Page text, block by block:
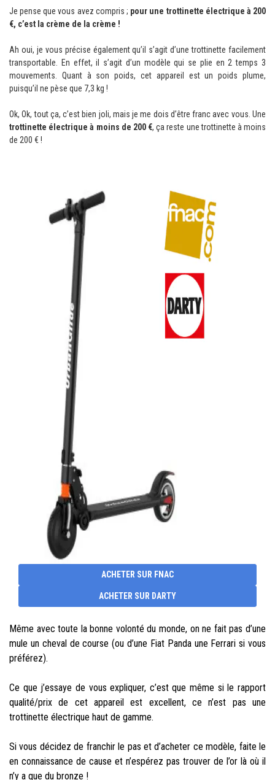
Je pense que vous avez compris ; pour une trottinette électrique à 200
€, c’est la crème de la crème !
Ah oui, je vous précise également qu’il s’agit d’une trottinette facilement
transportable. En effet, il s’agit d’un modèle qui se plie en 2 temps 3
mouvements. Quant à son poids, cet appareil est un poids plume,
puisqu’il ne pèse que 7,3 kg !
Ok, Ok, tout ça, c’est bien joli, mais je me dois d’être franc avec vous. Une
trottinette électrique à moins de 200 €, ça reste une trottinette à moins
de 200 € !
ACHETER SUR FNAC
ACHETER SUR DARTY
Même avec toute la bonne volonté du monde, on ne fait pas d’une
mule un cheval de course (ou d’une Fiat Panda une Ferrari si vous
préférez).
Ce que j’essaye de vous expliquer, c’est que même si le rapport
qualité/prix de cet appareil est excellent, ce n’est pas une
trottinette électrique haut de gamme.
Si vous décidez de franchir le pas et d’acheter ce modèle, faite le
en connaissance de cause et n’espérez pas trouver de l’or là où il
n’y a que du bronze !